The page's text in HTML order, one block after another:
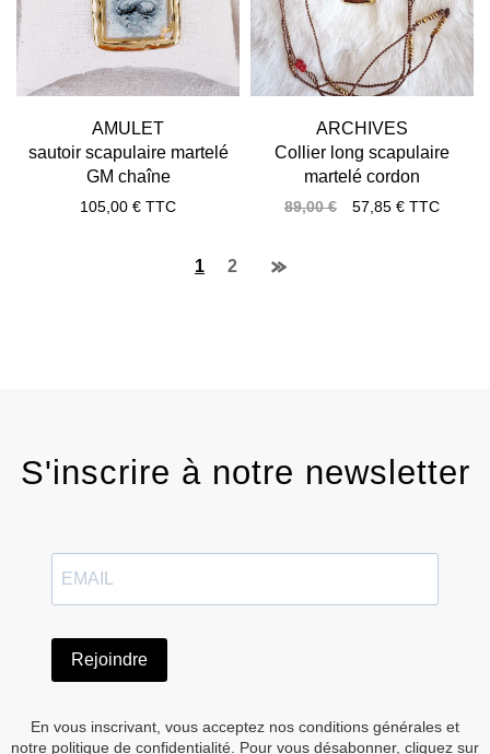
AMULET
sautoir scapulaire martelé
GM chaîne
105,00 € TTC
ARCHIVES
Collier long scapulaire
martelé cordon
89,00€ 57,85 € TTC
1 2
S'inscrire à notre newsletter
Rejoindre
En vous inscrivant, vous acceptez nos conditions générales et
notre politique de confidentialité. Pour vous désabonner, cliquez sur